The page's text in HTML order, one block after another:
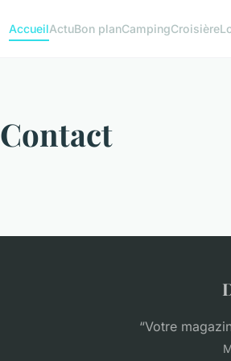
AccueilActuBon planCampingCroisière
Contact
“Votre